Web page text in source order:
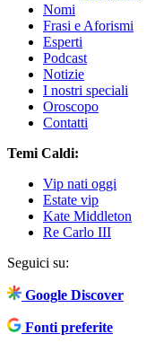
Nomi
Frasi e Aforismi
Esperti
Podcast
Notizie
I nostri speciali
Oroscopo
Contatti
Temi Caldi:
Vip nati oggi
Estate vip
Kate Middleton
Re Carlo III
Seguici su:
Google Discover
Fonti preferite